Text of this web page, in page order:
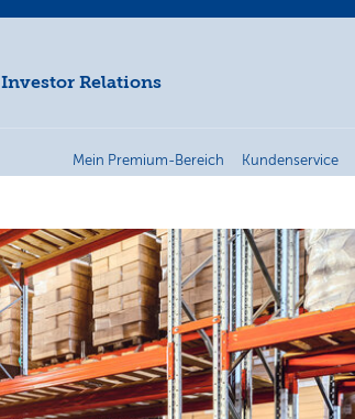
Investor Relations
Mein Premium-Bereich Kundenservice